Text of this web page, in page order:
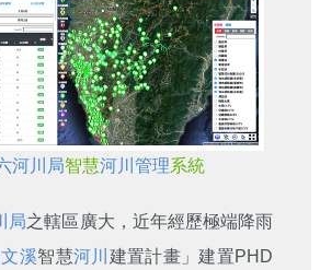
河川局智慧河川管理系統
局之轄區廣大，近年經歷極端降雨
溪智慧河川 建置計畫」建置PHD